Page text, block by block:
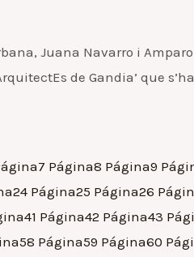
Juana Navarro i
de Gandia’ que
7 Página8 Página9
24 Página25 Página26
41 Página42 Página43
58 Página59 Página60